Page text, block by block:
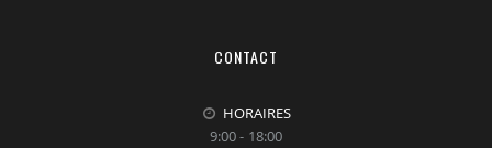
CONTACT
HORAIRES
9:00 - 18:00